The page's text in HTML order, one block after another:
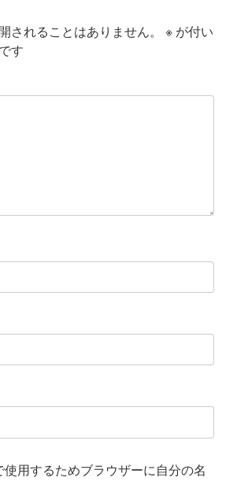
されることはありません。
※ が付い
す
用するためブラウザーに自分の名